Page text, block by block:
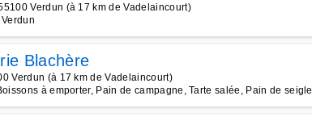
Verdun (à 17 km de Vadelaincourt)
Blachère
Verdun (à 17 km de Vadelaincourt)
à emporter, Pain de campagne, Tarte salée, Pain de seigle